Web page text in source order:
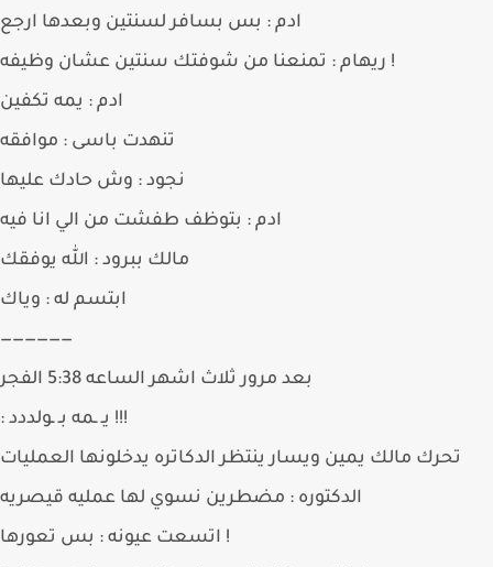
ادم : بس بسافر لسنتين وبعدها ارجع
ادم : يمه تكفين
تنهدت باسى : موافقه
نجود : وش حادك عليها
ادم : بتوظف طفشت من الي انا فيه
مالك ببرود : الله يوفقك
ابتسم له : وياك
——————
بعد مرور ثلاث اشهر الساعه 5:38 الفجر
تحرك مالك يمين ويسار ينتظر الدكاتره يدخلونها العمليات
الدكتوره : مضطرين نسوي لها عمليه قيصريه